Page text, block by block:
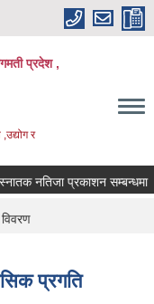
प्रदेश ,
र
नतिजा प्रकाशन सम्बन्धमा
प्रगति